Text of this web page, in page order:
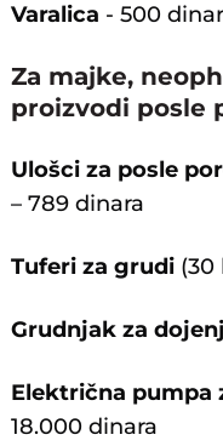
Varalica - 500
Za majke,
proizvodi posle
Ulošci za posle
– 789 dinara
Tuferi za grudi (30
Grudnjak za
Električna pumpa
18.000 dinara